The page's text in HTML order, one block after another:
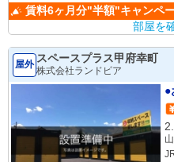
賃料6ヶ月分"半額"キャンペ
部屋を
屋外 スペースプラス甲府幸町
株式会社ランドピア
●